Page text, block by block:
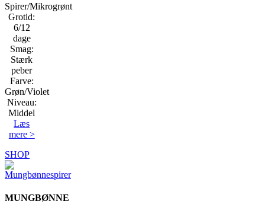
Spirer/Mikrogrønt
Grotid:
6/12
dage
Smag:
Stærk
peber
Farve:
Grøn/Violet
Niveau:
Middel
Læs
mere >
SHOP
MUNGBØNNE